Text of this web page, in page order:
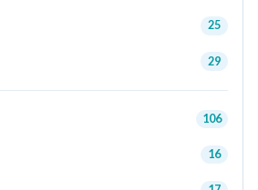
25
29
106
16